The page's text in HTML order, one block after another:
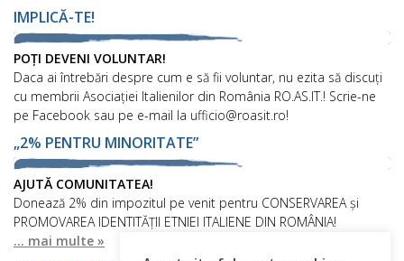
IMPLICĂ-TE!
POȚI DEVENI VOLUNTAR!
Daca ai întrebări despre cum e să fii voluntar, nu ezita să discuți
cu membrii Asociației Italienilor din România RO.AS.IT.! Scrie-ne
pe Facebook sau pe e-mail la ufficio@roasit.ro!
„2% PENTRU MINORITATE”
AJUTĂ COMUNITATEA!
Donează 2% din impozitul pe venit pentru CONSERVAREA și
PROMOVAREA IDENTITĂȚII ETNIEI ITALIENE DIN ROMÂNIA!
... mai multe »